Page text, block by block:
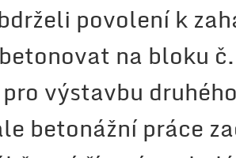
povolení k
na bloku
výstavbu
betonážní práce